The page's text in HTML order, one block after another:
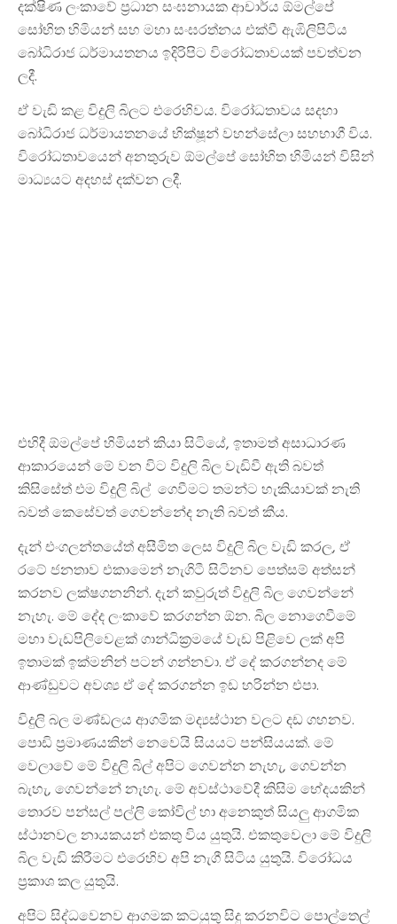
දක්ෂිණ ලංකාවේ ප්‍රධාන සංඝනායක ආචාර්ය ඕමල්පේ
සෝභිත හිමියන් සහ මහා සංඝරත්නය එක්වී ඇඹිලිපිටිය
බෝධිරාජ ධර්මායතනය ඉදිරිපිට විරෝධතාවයක් පවත්වන
ලදී.
ඒ වැඩි කළ විදුලි බිලට එරෙහිවය. විරෝධතාවය සදහා
බෝධිරාජ ධර්මායතනයේ භික්ෂූන් වහන්සේලා සහභාගී විය.
විරෝධතාවයෙන් අනතුරුව ඕමල්පේ සෝභිත හිමියන් විසින්
මාධ්‍යයට අදහස් දක්වන ලදී.
එහිදී ඕමල්පේ හිමියන් කියා සිටියේ, ඉතාමත් අසාධාරණ
ආකාරයෙන් මේ වන විට විදුලි බිල වැඩිවී ඇති බවත්
කිසිසේත් එම විදුලි බිල් ගෙවීමට තමන්ට හැකියාවක් නැති
බවත් කෙසේවත් ගෙවන්නේද නැති බවත් කීය.
දැන් එංගලන්තයේත් අසීමිත ලෙස විදුලි බිල වැඩි කරල, ඒ
රටේ ජනතාව එකාමෙන් නැගිටී සිටිනව පෙත්සම් අත්සන්
කරනව ලක්ෂගනනින්. දැන් කවුරුත් විදුලි බිල ගෙවන්නේ
නැහැ. මේ දේද ලංකාවේ කරගන්න ඕන. බිල නොගෙවීමේ
මහා වැඩපිලිවෙළක් ගාන්ධික්‍රමයේ වැඩ පිළිවෙ ලක් අපි
ඉතාමක් ඉක්මනින් පටන් ගන්නවා. ඒ දේ කරගන්නද මේ
ආණ්ඩුවට අවශ්‍ය ඒ දේ කරගන්න ඉඩ හරින්න එපා.
විදුලි බල මණ්ඩලය ආගමික මද්‍යස්ථාන වලට දඩ ගහනව.
පොඩි ප්‍රමාණයකින් නෙවෙයි සියයට පන්සියයක්. මේ
වෙලාවේ මේ විදුලි බිල් අපිට ගෙවන්න නැහැ, ගෙවන්න
බැහැ, ගෙවන්නේ නැහැ. මේ අවස්ථාවේදී කිසිම භේදයකින්
තොරව පන්සල් පල්ලි කෝවිල් හා අනෙකුත් සියලු ආගමික
ස්ථානවල නායකයන් එකතු විය යුතුයි. එකතුවෙලා මේ විදුලි
බිල වැඩි කිරීමට එරෙහිව අපි නැගී සිටිය යුතුයි. විරෝධය
ප්‍රකාශ කල යුතුයි.
අපිට සිද්ධවෙනව ආගමක කටයුතු සිදු කරනවිට පොල්තෙල්